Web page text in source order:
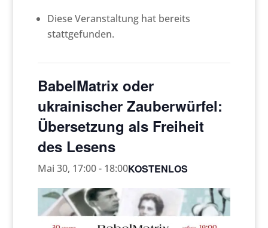
Diese Veranstaltung hat bereits
stattgefunden.
BabelMatrix oder
ukrainischer Zauberwürfel:
Übersetzung als Freiheit
des Lesens
Mai 30, 17:00- 18:00KOSTENLOS